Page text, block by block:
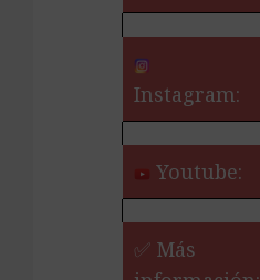
Instagram:
Youtube:
✅ Más